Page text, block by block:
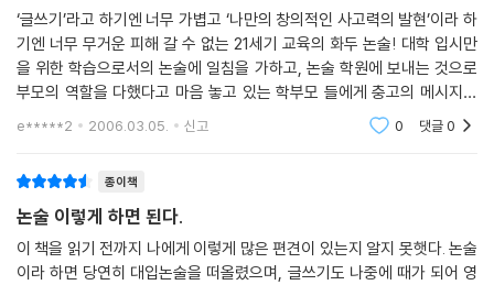
‘글쓰기’라고 하기엔 너무 가볍고 ‘나만의 창의적인 사고력의 발현’이라 하
기엔 너무 무거운 피해 갈 수 없는 21세기 교육의 화두 논술! 대학 입시만
을 위한 학습으로서의 논술에 일침을 가하고, 논술 학원에 보내는 것으로
부모의 역할을 다했다고 마음 놓고 있는 학부모 들에게 충고의 메시지를
보내며, 논술을 처음 시작하는 부모와 자녀들에게 애정어린 수다를 맘껏
e*****2 2006.03.05. 신고 0 댓글0
종이책
논술 이렇게 하면 된다.
이 책을 읽기 전까지 나에게 이렇게 많은 편견이 있는지 알지 못햇다. 논술
이라 하면 당연히 대입논술을 떠올렸으며, 글쓰기도 나중에 때가 되어 영